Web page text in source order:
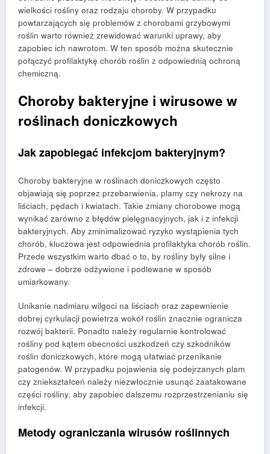
wielkości rośliny oraz rodzaju choroby. W przypadku
powtarzających się problemów z chorobami grzybowymi
roślin warto również zrewidować warunki uprawy, aby
zapobiec ich nawrotom. W ten sposób można skutecznie
połączyć profilaktykę chorób roślin z odpowiednią ochroną
chemiczną.
Choroby bakteryjne i wirusowe w
roślinach doniczkowych
Jak zapobiegać infekcjom bakteryjnym?
Choroby bakteryjne w roślinach doniczkowych często
objawiają się poprzez przebarwienia, plamy czy nekrozy na
liściach, pędach i kwiatach. Takie zmiany chorobowe mogą
wynikać zarówno z błędów pielęgnacyjnych, jak i z infekcji
bakteryjnych. Aby zminimalizować ryzyko wystąpienia tych
chorób, kluczowa jest odpowiednia profilaktyka chorób roślin.
Przede wszystkim warto dbać o to, by rośliny były silne i
zdrowe – dobrze odżywione i podlewane w sposób
umiarkowany.
Unikanie nadmiaru wilgoci na liściach oraz zapewnienie
dobrej cyrkulacji powietrza wokół roślin znacznie ogranicza
rozwój bakterii. Ponadto należy regularnie kontrolować
rośliny pod kątem obecności uszkodzeń czy szkodników
roślin doniczkowych, które mogą ułatwiać przenikanie
patogenów. W przypadku pojawienia się podejrzanych plam
czy zniekształceń należy niezwłocznie usunąć zaatakowane
części rośliny, aby zapobiec dalszemu rozprzestrzenianiu się
infekcji.
Metody ograniczania wirusów roślinnych